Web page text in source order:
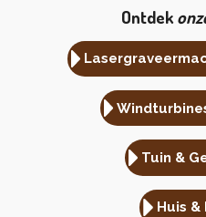
Ontdek
Tuin &
Huis